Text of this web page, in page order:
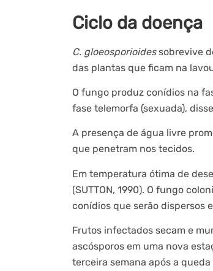
Ciclo da doença
C. gloeosporioidessobrevive
das plantas que ficam na
O fungo produz conídios na
fase telemorfa (sexuada),
A presença de água livre
que penetram nos tecidos.
Em temperatura ótima de
(SUTTON, 1990). O fungo
conídios que serão dispersos
Frutos infectados secam e
ascósporos em uma nova
terceira semana após a